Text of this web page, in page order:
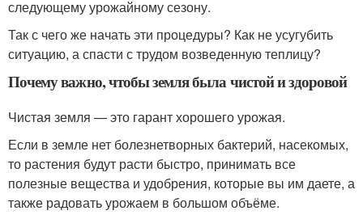
следующему урожайному сезону.
Так с чего же начать эти процедуры? Как не усугубить
ситуацию, а спасти с трудом возведенную теплицу?
Почему важно, чтобы земля была чистой и здоровой
Чистая земля — это гарант хорошего урожая.
Если в земле нет болезнетворных бактерий, насекомых,
то растения будут расти быстро, принимать все
полезные вещества и удобрения, которые вы им даете, а
также радовать урожаем в большом объёме.